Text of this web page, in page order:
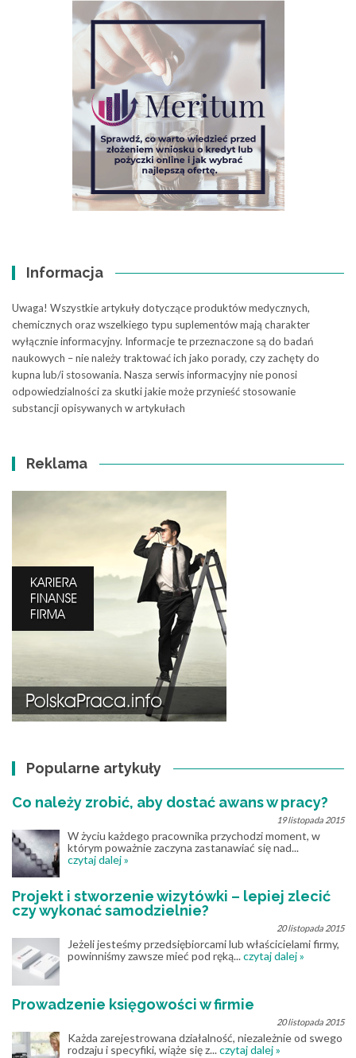
Informacja
Uwaga! Wszystkie artykuły dotyczące produktów medycznych,
chemicznych oraz wszelkiego typu suplementów mają charakter
wyłącznie informacyjny. Informacje te przeznaczone są do badań
naukowych – nie należy traktować ich jako porady, czy zachęty do
kupna lub/i stosowania. Nasza serwis informacyjny nie ponosi
odpowiedzialności za skutki jakie może przynieść stosowanie
substancji opisywanych w artykułach
Reklama
Popularne artykuły
Co należy zrobić, aby dostać awans w pracy?
19 listopada 2015
W życiu każdego pracownika przychodzi moment, w
którym poważnie zaczyna zastanawiać się nad...
czytaj dalej »
Projekt i stworzenie wizytówki – lepiej zlecić
czy wykonać samodzielnie?
20 listopada 2015
Jeżeli jesteśmy przedsiębiorcami lub właścicielami firmy,
powinniśmy zawsze mieć pod ręką...czytaj dalej »
Prowadzenie księgowości w firmie
20 listopada 2015
Każda zarejestrowana działalność, niezależnie od swego
rodzaju i specyfiki, wiąże się z...czytaj dalej »